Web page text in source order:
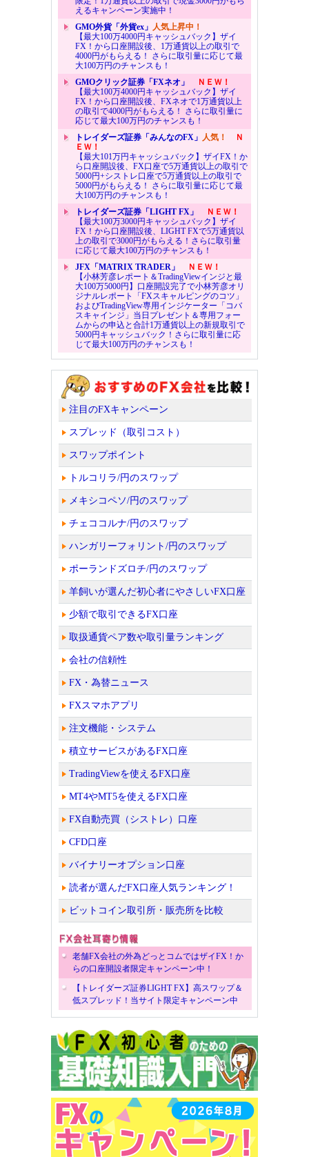
えるキャンペーン実施中！
GMO外貨「外貨ex」 人気上昇中！
【最大100万4000円キャッシュバック】ザイ
FX！から口座開設後、1万通貨以上の取引で
4000円がもらえる！ さらに取引量に応じて最
大100万円のチャンスも！
GMOクリック証券「FXネオ」
ＮＥＷ！
【最大100万4000円キャッシュバック】ザイ
FX！から口座開設後、FXネオで1万通貨以上
の取引で4000円がもらえる！ さらに取引量に
応じて最大100万円のチャンスも！
トレイダーズ証券「みんなのFX」 人気！
Ｎ
ＥＷ！
【最大101万円キャッシュバック】ザイFX！か
ら口座開設後、FX口座で5万通貨以上の取引で
5000円+シストレ口座で5万通貨以上の取引で
5000円がもらえる！ さらに取引量に応じて最
大100万円のチャンスも！
トレイダーズ証券「LIGHT FX」
ＮＥＷ！
【最大100万3000円キャッシュバック】ザイ
FX！から口座開設後、LIGHT FXで5万通貨以
上の取引で3000円がもらえる！さらに取引量
に応じて最大100万円のチャンスも！
JFX「MATRIX TRADER」
ＮＥＷ！
【小林芳彦レポート＆TradingViewインジと最
大100万5000円】口座開設完了で小林芳彦オリ
ジナルレポート「FXスキャルピングのコツ」
およびTradingView専用インジケーター「コバ
スキャインジ」当日プレゼント＆専用フォー
ムからの申込と合計1万通貨以上の新規取引で
5000円キャッシュバック！さらに取引量に応
じて最大100万円のチャンスも！
注目のFXキャンペーン
スプレッド（取引コスト）
スワップポイント
トルコリラ/円のスワップ
メキシコペソ/円のスワップ
チェココルナ/円のスワップ
ハンガリーフォリント/円のスワップ
ポーランドズロチ/円のスワップ
羊飼いが選んだ初心者にやさしいFX口座
少額で取引できるFX口座
取扱通貨ペア数や取引量ランキング
会社の信頼性
FX・為替ニュース
FXスマホアプリ
注文機能・システム
積立サービスがあるFX口座
TradingViewを使えるFX口座
MT4やMT5を使えるFX口座
FX自動売買（シストレ）口座
CFD口座
バイナリーオプション口座
読者が選んだFX口座人気ランキング！
ビットコイン取引所・販売所を比較
老舗FX会社の外為どっとコムではザイFX！か
らの口座開設者限定キャンペーン中！
【トレイダーズ証券LIGHT FX】高スワップ＆
低スプレッド！当サイト限定キャンペーン中